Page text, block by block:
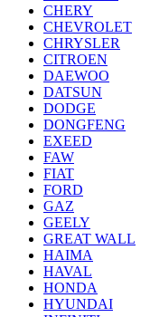
CHERY
CHEVROLET
CHRYSLER
CITROEN
DAEWOO
DATSUN
DODGE
DONGFENG
EXEED
FAW
FIAT
FORD
GAZ
GEELY
GREAT WALL
HAIMA
HAVAL
HONDA
HYUNDAI